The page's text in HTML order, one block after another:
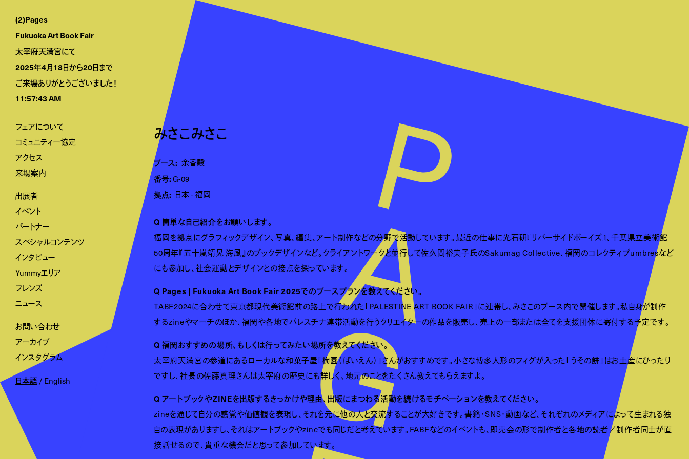
(2)Pages
Fukuoka Art Book Fair
太宰府天満宮にて
2025年4月18日から20日まで
ご来場ありがとうございました！
11:57:43 AM
みさこみさこ
ブース: 余香殿
番号: G-09
拠点: 日本 福岡
Q 簡単な自己紹介をお願いします。
福岡を拠点にグラフィックデザイン、写真、編集、アート制作などの分野で活動しています。最近の仕事に光石研『リバーサイドボーイズ』、千葉県立美術館
50周年『五十嵐靖晃 海風』のブックデザインなど。クライアントワークと並行して佐久間裕美子氏のSakumag Collective、福岡のコレクティブumbresなど
にも参加し、社会運動とデザインとの接点を探っています。
Q Pages | Fukuoka Art Book Fair 2025でのブースプランを教えてください。
TABF2024に合わせて東京都現代美術館前の路上で行われた「PALESTINE ART BOOK FAIR」に連帯し、みさこのブース内で開催します。私自身が制作
するzineやマーチのほか、福岡や各地でパレスチナ連帯活動を行うクリエイターの作品を販売し、売上の一部または全てを支援団体に寄付する予定です。
Q 福岡おすすめの場所、もしくは行ってみたい場所を教えてください。
太宰府天満宮の参道にあるローカルな和菓子屋「梅園（ばいえん）」さんがおすすめです。小さな博多人形のフィグが入った「うその餅」はお土産にぴったり
ですし、社長の佐藤真理さんは太宰府の歴史にも詳しく、地元のことをたくさん教えてもらえますよ。
Q アートブックやZINEを出版するきっかけや理由、出版にまつわる活動を続けるモチベーションを教えてください。
zineを通じて自分の感覚や価値観を表現し、それを元に他の人と交流することが大好きです。書籍・SNS・動画など、それぞれのメディアによって生まれる独
自の表現がありますし、それはアートブックやzineでも同じだと考えています。FABFなどのイベントも、即売会の形で制作者と各地の読者／制作者同士が直
接話せるので、貴重な機会だと思って参加しています。
フェアについて
コミュニティー協定
アクセス
来場案内
出展者
イベント
パートナー
スペシャルコンテンツ
インタビュー
Yummyエリア
フレンズ
ニュース
お問い合わせ
アーカイブ
インスタグラム
日本語 / English